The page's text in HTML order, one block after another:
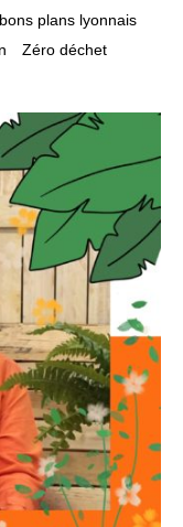
plans lyonnais
Zéro déchet